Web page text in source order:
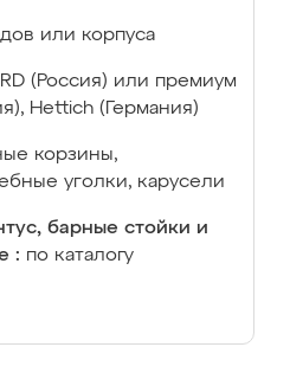
или корпуса
(Россия) или премиум
Hettich (Германия)
корзины,
уголки, карусели
барные стойки и
: по каталогу